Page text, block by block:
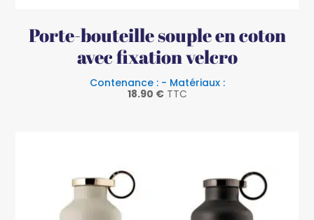
Porte-bouteille souple en coton
avec fixation velcro
Contenance : - Matériaux :
18.90 € TTC